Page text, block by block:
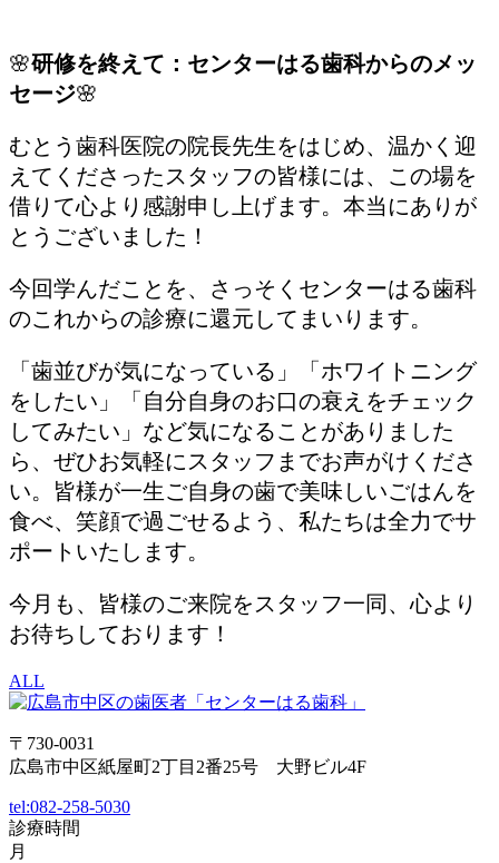
🌸研修を終えて：センターはる歯科からのメッ
セージ🌸
むとう歯科医院の院長先生をはじめ、温かく迎
えてくださったスタッフの皆様には、この場を
借りて心より感謝申し上げます。本当にありが
とうございました！
今回学んだことを、さっそくセンターはる歯科
のこれからの診療に還元してまいります。
「歯並びが気になっている」「ホワイトニング
をしたい」「自分自身のお口の衰えをチェック
してみたい」など気になることがありました
ら、ぜひお気軽にスタッフまでお声がけくださ
い。皆様が一生ご自身の歯で美味しいごはんを
食べ、笑顔で過ごせるよう、私たちは全力でサ
ポートいたします。
今月も、皆様のご来院をスタッフ一同、心より
お待ちしております！
ALL
〒730-0031
広島市中区紙屋町2丁目2番25号 大野ビル4F
tel:082-258-5030
診療時間
月